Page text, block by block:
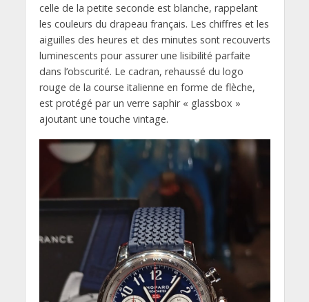
celle de la petite seconde est blanche, rappelant
les couleurs du drapeau français. Les chiffres et les
aiguilles des heures et des minutes sont recouverts
luminescents pour assurer une lisibilité parfaite
dans l’obscurité. Le cadran, rehaussé du logo
rouge de la course italienne en forme de flèche,
est protégé par un verre saphir « glassbox »
ajoutant une touche vintage.